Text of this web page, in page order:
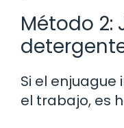
Método 2:
Si el
el trabajo, es